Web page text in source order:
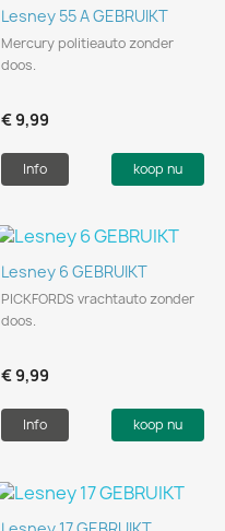
Lesney 55 A GEBRUIKT
Mercury politieauto zonder
doos.
€ 9,99
Info koop nu
Lesney 6 GEBRUIKT
PICKFORDS vrachtauto zonder
doos.
€ 9,99
Info koop nu